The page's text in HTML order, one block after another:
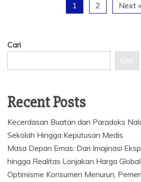
1 2 Next »
Cari
Cari
Recent Posts
Kecerdasan Buatan dan Paradoks
Sekolah Hingga Keputusan Medis
Masa Depan Emas: Dari Imajinasi
hingga Realitas Lonjakan Harga Global
Optimisme Konsumen Menurun,